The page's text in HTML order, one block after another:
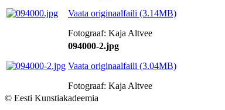
Vaata originaalfaili (3.14MB)
Fotograaf: Kaja Altvee
094000-2.jpg
Vaata originaalfaili (3.04MB)
Fotograaf: Kaja Altvee
© Eesti Kunstiakadeemia